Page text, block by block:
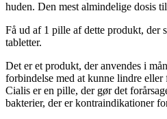
huden. Den mest almindelige dosis
Få ud af 1 pille af dette produkt, der
tabletter.
Det er et produkt, der anvendes i
forbindelse med at kunne lindre
Cialis er en pille, der gør det
bakterier, der er kontraindikationer